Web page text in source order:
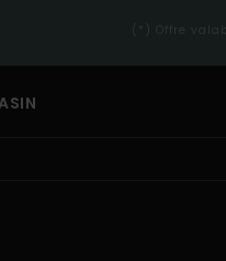
(*) Offre